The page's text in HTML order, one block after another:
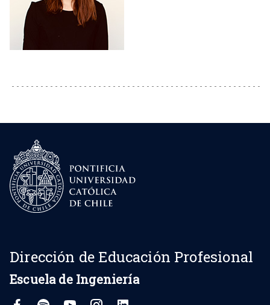
Dirección de Educación Profesional
Escuela de Ingeniería